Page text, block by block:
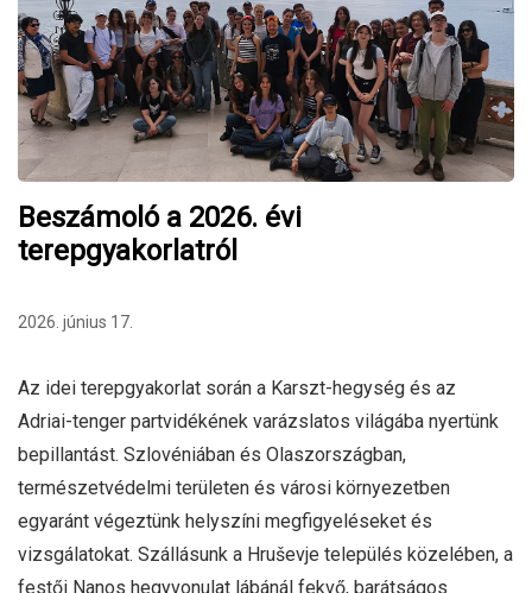
Beszámoló a 2026. évi
terepgyakorlatról
2026. június 17.
Az idei terepgyakorlat során a Karszt-hegység és az
Adriai-tenger partvidékének varázslatos világába nyertünk
bepillantást. Szlovéniában és Olaszországban,
természetvédelmi területen és városi környezetben
egyaránt végeztünk helyszíni megfigyeléseket és
vizsgálatokat. Szállásunk a Hruševje település közelében, a
festői Nanos hegyvonulat lábánál fekvő, barátságos